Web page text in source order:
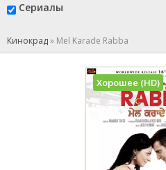
Сериалы
Кинокрад» Mel Karade Rabba
Хорошее (HD)